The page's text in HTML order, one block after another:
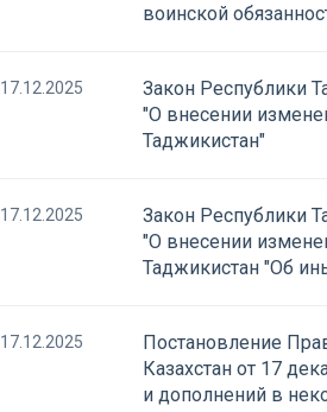
воинской
17.12.2025
Закон Республики
"О внесении
Таджикистан"
17.12.2025
Закон Республики
"О внесении
Таджикистан "Об
17.12.2025
Постановление
Казахстан от 17
и дополнений в